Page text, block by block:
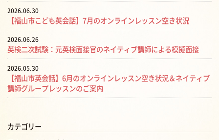
2026.06.30
【福山市こども英会話】7月のオンラインレッスン空き状況
2026.06.26
英検二次試験：元英検面接官のネイティブ講師による模擬面接
2026.05.30
【福山市英会話】6月のオンラインレッスン空き状況＆ネイティブ
講師グループレッスンのご案内
カテゴリー